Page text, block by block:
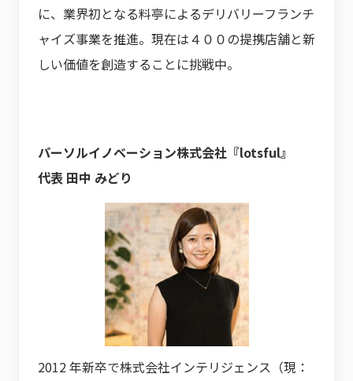
に、業界初となる料亭によるデリバリーフランチ
ャイズ事業を推進。現在は４００の提携店舗と新
しい価値を創造することに挑戦中。
パーソルイノベーション株式会社『lotsful』
代表 田中 みどり
2012 年新卒で株式会社インテリジェンス（現：